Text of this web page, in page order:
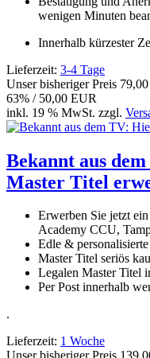
wenigen Minuten
Innerhalb kürzester
Lieferzeit: 3-4 Tage
Unser bisheriger Preis
63% / 50,00 EUR
inkl. 19 % MwSt. zzgl.
Bekannt aus
Master Titel
Erwerben Sie jetzt
Academy CCU,
Edle &
Master Titel seriös
Legalen Master Titel
Per Post innerhalb
.
Lieferzeit: 1 Woche